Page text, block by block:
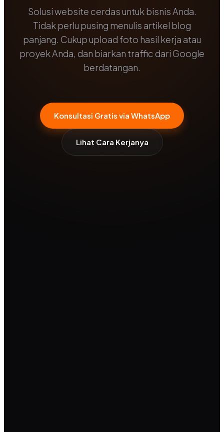
Solusi website cerdas untuk bisnis Anda.
Tidak perlu pusing menulis artikel blog
panjang. Cukup upload foto hasil kerja atau
proyek Anda, dan biarkan traffic dari Google
berdatangan.
Konsultasi Gratis via WhatsApp
Lihat Cara Kerjanya